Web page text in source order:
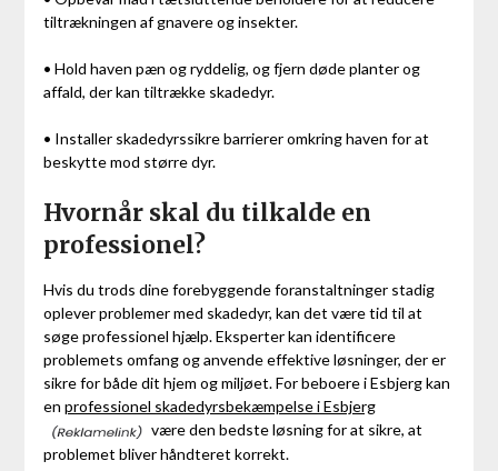
tiltrækningen af gnavere og insekter.
• Hold haven pæn og ryddelig, og fjern døde planter og
affald, der kan tiltrække skadedyr.
• Installer skadedyrssikre barrierer omkring haven for at
beskytte mod større dyr.
Hvornår skal du tilkalde en
professionel?
Hvis du trods dine forebyggende foranstaltninger stadig
oplever problemer med skadedyr, kan det være tid til at
søge professionel hjælp. Eksperter kan identificere
problemets omfang og anvende effektive løsninger, der er
sikre for både dit hjem og miljøet. For beboere i Esbjerg kan
en professionel skadedyrsbekæmpelse i Esbjerg
være den bedste løsning for at sikre, at
problemet bliver håndteret korrekt.